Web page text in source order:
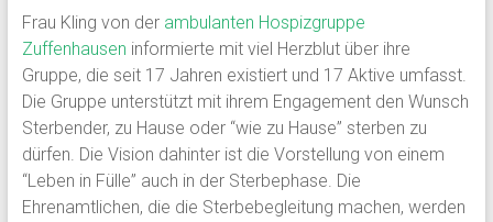
Frau Kling von der ambulanten Hospizgruppe
Zuffenhausen informierte mit viel Herzblut über ihre
Gruppe, die seit 17 Jahren existiert und 17 Aktive umfasst.
Die Gruppe unterstützt mit ihrem Engagement den Wunsch
Sterbender, zu Hause oder “wie zu Hause” sterben zu
dürfen. Die Vision dahinter ist die Vorstellung von einem
“Leben in Fülle” auch in der Sterbephase. Die
Ehrenamtlichen, die die Sterbebegleitung machen, werden